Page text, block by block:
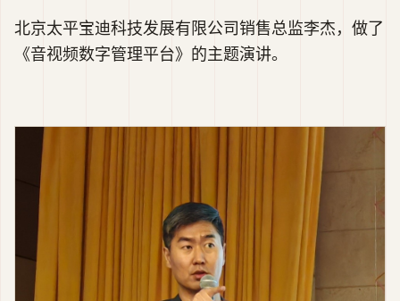
北京太平宝迪科技发展有限公司销售总监李杰，做了
《音视频数字管理平台》的主题演讲。